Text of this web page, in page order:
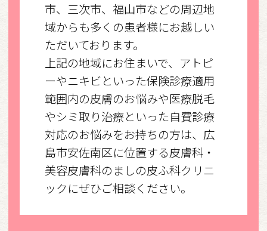
市、三次市、福山市などの周辺地
域からも多くの患者様にお越しい
ただいております。
上記の地域にお住まいで、アトピ
ーやニキビといった保険診療適用
範囲内の皮膚のお悩みや医療脱毛
やシミ取り治療といった自費診療
対応のお悩みをお持ちの方は、広
島市安佐南区に位置する皮膚科・
美容皮膚科のましの皮ふ科クリニ
ックにぜひご相談ください。